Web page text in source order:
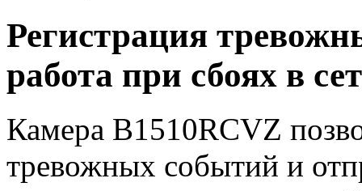
Регистрация
работа при сбоях в
Камера B1510RCVZ
тревожных событий и